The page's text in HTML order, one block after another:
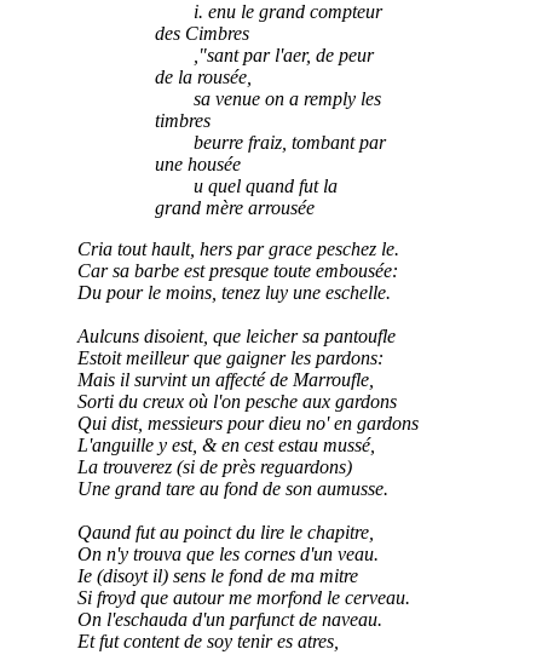
i. enu le grand compteur
des Cimbres
,"sant par l'aer, de peur
de la rousée,
sa venue on a remply les
timbres
beurre fraiz, tombant par
une housée
u quel quand fut la
grand mère arrousée
Cria tout hault, hers par grace peschez le.
Car sa barbe est presque toute embousée:
Du pour le moins, tenez luy une eschelle.
Aulcuns disoient, que leicher sa pantoufle
Estoit meilleur que gaigner les pardons:
Mais il survint un affecté de Marroufle,
Sorti du creux où l'on pesche aux gardons
Qui dist, messieurs pour dieu no' en gardons
L'anguille y est, & en cest estau mussé,
La trouverez (si de près reguardons)
Une grand tare au fond de son aumusse.
Qaund fut au poinct du lire le chapitre,
On n'y trouva que les cornes d'un veau.
Ie (disoyt il) sens le fond de ma mitre
Si froyd que autour me morfond le cerveau.
On l'eschauda d'un parfunct de naveau.
Et fut content de soy tenir es atres,